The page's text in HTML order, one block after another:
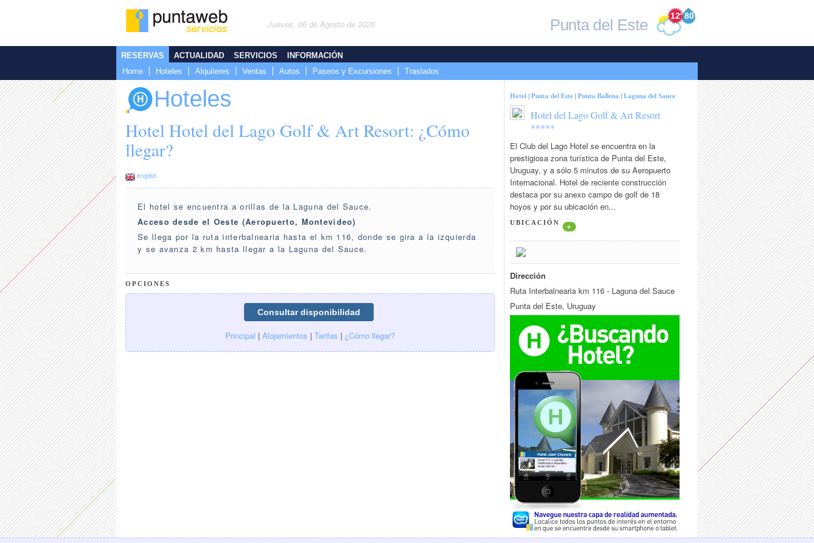
Jueves, 06 de Agosto de 2026
80
12°
Punta del Este
RESERVAS
Home
Hoteles Alquileres Ventas Autos Paseos y Excursiones Traslados
ACTUALIDAD SERVICIOS INFORMACIÓN
Hoteles
Hotel Hotel del Lago Golf & Art Resort: ¿Cómo
llegar?
english
El hotel se encuentra a orillas de la Laguna del Sauce.
Acceso desde el Oeste (Aeropuerto, Montevideo)
Se llega por la ruta interbalnearia hasta el km 116, donde se gira a la izquierda
y se avanza 2 km hasta llegar a la Laguna del Sauce.
OPCIONES
Principal | Alojamientos | Tarifas | ¿Cómo llegar?
Hotel | Punta del Este | Punta Ballena | Laguna del Sauce
Hotel del Lago Golf & Art Resort
*****
El Club del Lago Hotel se encuentra en la
prestigiosa zona turística de Punta del Este,
Uruguay, y a sólo 5 minutos de su Aeropuerto
Internacional. Hotel de reciente construcción
destaca por su anexo campo de golf de 18
hoyos y por su ubicación en...
UBICACIÓN
+
Dirección
Ruta Interbalnearia km 116 - Laguna del Sauce
Punta del Este, Uruguay